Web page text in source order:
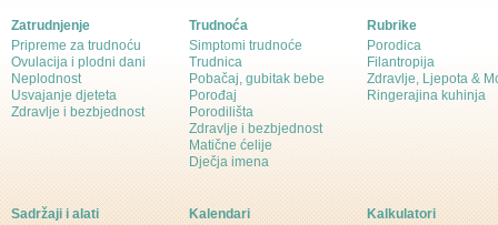
Zatrudnjenje
Pripreme za trudnoću
Ovulacija i plodni dani
Neplodnost
Usvajanje djeteta
Zdravlje i bezbjednost
Trudnoća
Simptomi trudnoće
Trudnica
Pobačaj, gubitak bebe
Porođaj
Porodilišta
Zdravlje i bezbjednost
Matične ćelije
Dječja imena
Rubrike
Porodica
Filantropija
Zdravlje, Ljepota &
Ringerajina kuhinja
Sadržaji i alati
Kalendari
Kalkulatori